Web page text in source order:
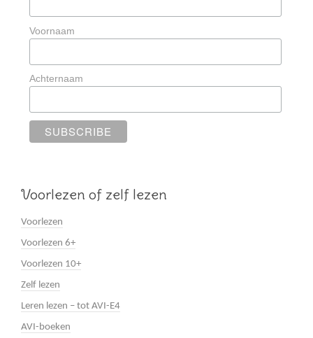
Voornaam
Achternaam
Voorlezen of zelf lezen
Voorlezen
Voorlezen 6+
Voorlezen 10+
Zelf lezen
Leren lezen – tot AVI-E4
AVI-boeken